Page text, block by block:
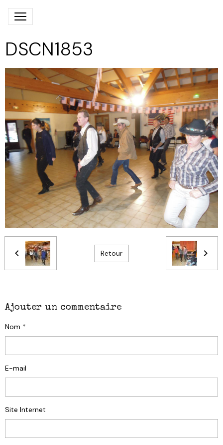
DSCN1853
Retour
Ajouter un commentaire
Nom
E-mail
Site Internet